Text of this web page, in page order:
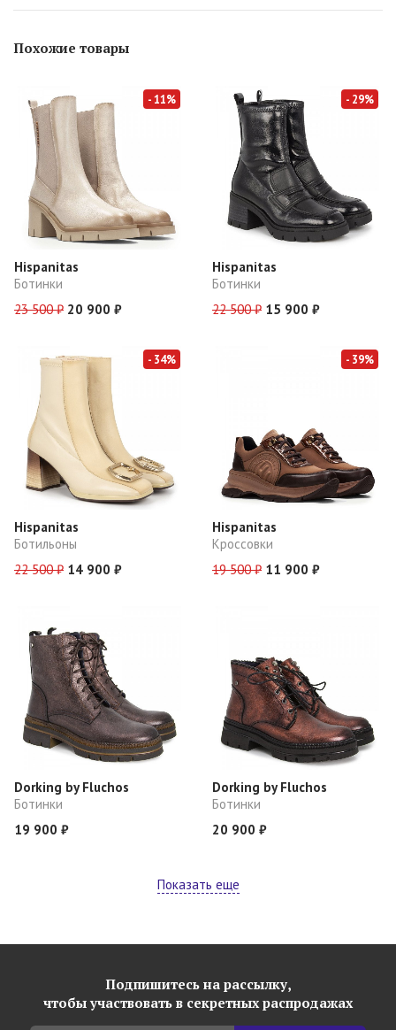
Похожие товары
- 11%
Hispanitas
Ботинки
23 500 ₽ 20 900 ₽
- 29%
Hispanitas
Ботинки
22 500 ₽ 15 900 ₽
- 34%
Hispanitas
Ботильоны
22 500 ₽ 14 900 ₽
- 39%
Hispanitas
Кроссовки
19 500 ₽ 11 900 ₽
Dorking by Fluchos
Ботинки
19 900 ₽
Dorking by Fluchos
Ботинки
20 900 ₽
Показать еще
Подпишитесь на рассылку,
чтобы участвовать в секретных распродажах